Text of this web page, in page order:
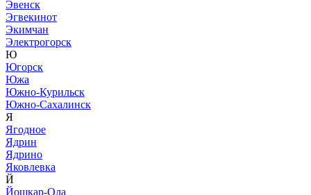
Эвенск
Эгвекинот
Экимчан
Электрогорск
Ю
Югорск
Южа
Южно-Курильск
Южно-Сахалинск
Я
Ягодное
Ядрин
Ядрино
Яковлевка
Й
Йошкар-Ола